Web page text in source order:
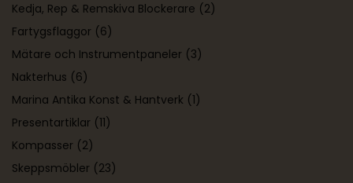
Kedja, Rep & Remskiva Blockerare (2)
Fartygsflaggor (6)
Mätare och Instrumentpaneler (3)
Nakterhus (6)
Marina Antika Konst & Hantverk (1)
Presentartiklar (11)
Kompasser (2)
Skeppsmöbler (23)